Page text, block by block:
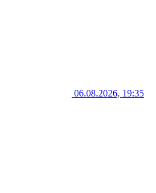
06.08.2026, 19:35